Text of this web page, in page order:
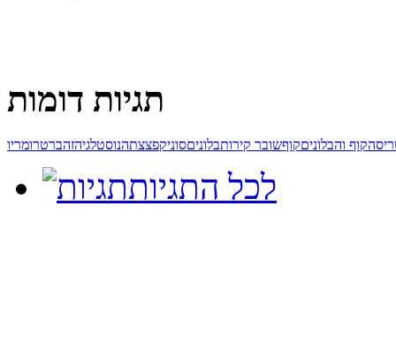
תגיות דומות
הקוף והבלוניםקוףשובר קירותבלוניםסוניקפצצתהנוסטלגיהזהברטרומריו
לכל התגיות